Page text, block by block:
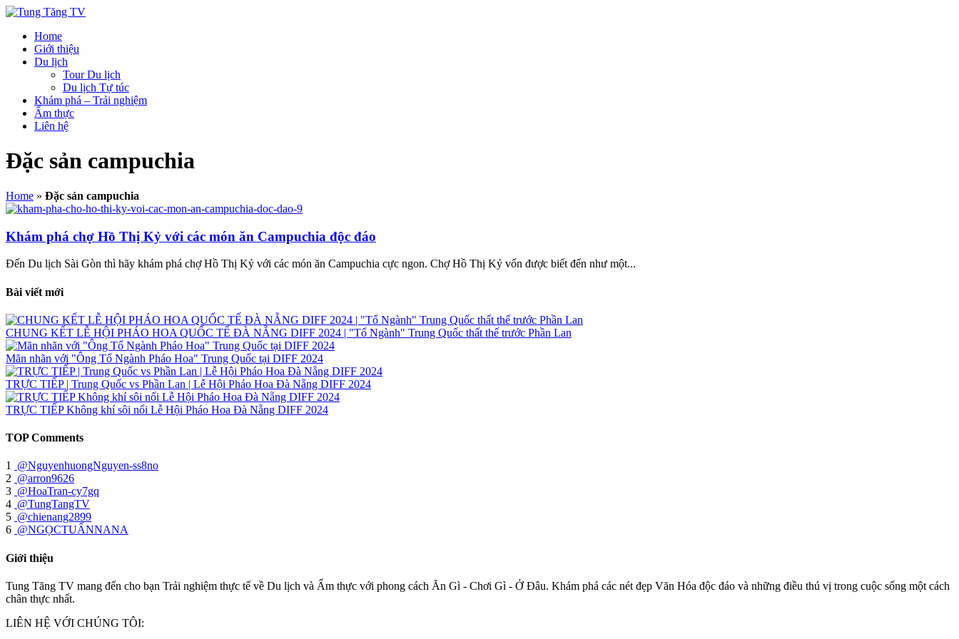
Home
Giới thiệu
Du lịch
Tour Du lịch
Du lịch Tự túc
Khám phá – Trải nghiệm
Ẩm thực
Liên hệ
Đặc sản campuchia
Home » Đặc sản campuchia
Khám phá chợ Hồ Thị Kỷ với các món ăn Campuchia độc đáo
Đến Du lịch Sài Gòn thì hãy khám phá chợ Hồ Thị Kỷ với các món ăn Campuchia cực ngon. Chợ Hồ Thị Kỷ vốn được biết đến như một...
Bài viết mới
CHUNG KẾT LỄ HỘI PHÁO HOA QUỐC TẾ ĐÀ NẴNG DIFF 2024 | "Tổ Ngành" Trung Quốc thất thế trước Phần Lan
Mãn nhãn với "Ông Tổ Ngành Pháo Hoa" Trung Quốc tại DIFF 2024
TRỰC TIẾP | Trung Quốc vs Phần Lan | Lễ Hội Pháo Hoa Đà Nẵng DIFF 2024
TRỰC TIẾP Không khí sôi nổi Lễ Hội Pháo Hoa Đà Nẵng DIFF 2024
TOP Comments
1
@NguyenhuongNguyen-ss8no
2 @arron9626
3 @HoaTran-cy7gq
4 @TungTangTV
5 @chienang2899
6 @NGỌCTUẤNNANA
Giới thiệu
Tung Tăng TV mang đến cho bạn Trải nghiệm thực tế về Du lịch và Ẩm thực với phong cách Ăn Gì - Chơi Gì - Ở Đâu. Khám phá các nét đẹp Văn Hóa độc đáo và những điều thú vị trong cuộc sống một cách
chân thực nhất.
LIÊN HỆ VỚI CHÚNG TÔI: